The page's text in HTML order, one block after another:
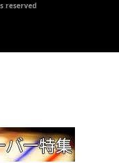
reserved